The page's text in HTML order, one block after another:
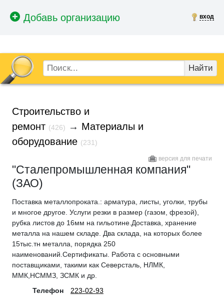
вход
Найти
Строительство и
ремонт (426) → Материалы и
оборудование (231)
версия для печати
"Сталепромышленная компания"
(ЗАО)
Поставка металлопроката.: арматура, листы, уголки, трубы
и многое другое. Услуги резки в размер (газом, фрезой),
рубка листов до 16мм на гильотине.Доставка, хранение
металла на нашем складе. Два склада, на которых более
15тыс.тн металла, порядка 250
наименований.Сертификаты. Работа с основными
поставщиками, такими как Северсталь, НЛМК,
ММК,НСММЗ, ЗСМК и др.
Телефон
223-02-93